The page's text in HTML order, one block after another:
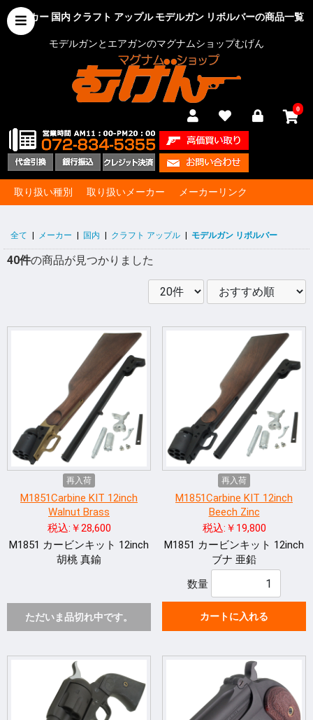
メーカー 国内 クラフト アップル モデルガン リボルバーの商品一覧
モデルガンとエアガンのマグナムショップむげん
0
取り扱い種別 取り扱いメーカー メーカーリンク
全て メーカー 国内 クラフト アップル モデルガン リボルバー
40件の商品が見つかりました
再入荷
M1851Carbine KIT 12inch
Walnut Brass
税込:￥28,600
M1851 カービンキット 12inch
胡桃 真鍮
ただいま品切れ中です。
再入荷
M1851Carbine KIT 12inch
Beech Zinc
税込:￥19,800
M1851 カービンキット 12inch
ブナ 亜鉛
数量
カートに入れる